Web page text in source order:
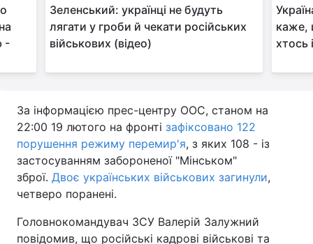
-
Зеленський: українці не будуть
лягати у гроби й чекати російських
військових (відео)
каже,
хтось
За інформацією прес-центру ООС, станом на
22:00 19 лютого на фронті зафіксовано 122
порушення режиму перемир'я, з яких 108 - із
застосуванням забороненої "Мінськом"
зброї. Двоє українських військових загинули,
четверо поранені.
Головнокомандувач ЗСУ Валерій Залужний
повідомив, що російські кадрові військові та